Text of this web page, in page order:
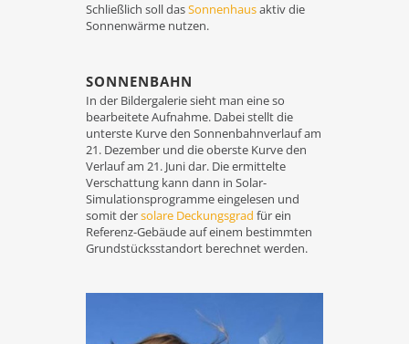
Schließlich soll dasSonnenhausaktiv die
Sonnenwärme nutzen.
SONNENBAHN
In der Bildergalerie sieht man eine so
bearbeitete Aufnahme. Dabei stellt die
unterste Kurve den Sonnenbahnverlauf am
21. Dezember und die oberste Kurve den
Verlauf am 21. Juni dar. Die ermittelte
Verschattung kann dann in Solar-
Simulationsprogramme eingelesen und
somit dersolare Deckungsgrad für ein
Referenz-Gebäude auf einem bestimmten
Grundstücksstandort berechnet werden.